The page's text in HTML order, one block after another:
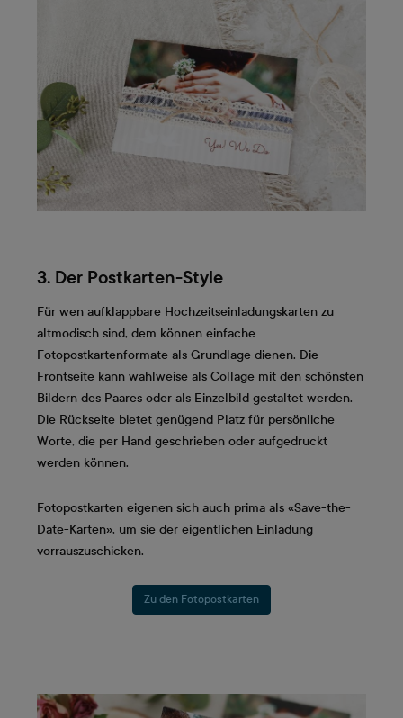
3. Der Postkarten-Style
Für wen aufklappbare Hochzeitseinladungskarten zu
altmodisch sind, dem können einfache
Fotopostkartenformate als Grundlage dienen. Die
Frontseite kann wahlweise als Collage mit den schönsten
Bildern des Paares oder als Einzelbild gestaltet werden.
Die Rückseite bietet genügend Platz für persönliche
Worte, die per Hand geschrieben oder aufgedruckt
werden können.
Fotopostkarten eigenen sich auch prima als «Save-the-
Date-Karten», um sie der eigentlichen Einladung
vorrauszuschicken.
Zu den Fotopostkarten